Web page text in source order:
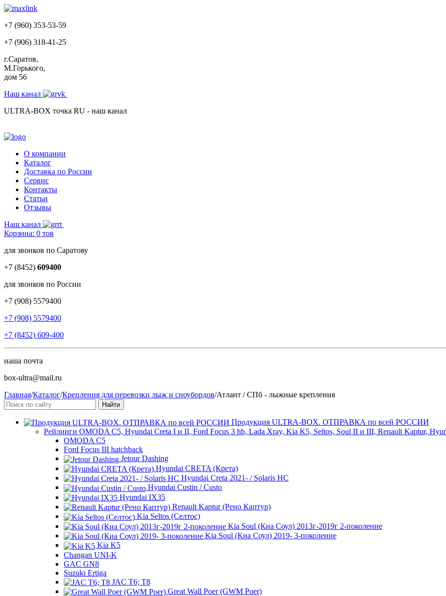
+7 (960) 353-53-59
+7 (906) 318-41-25
г.Саратов,
М.Горького,
дом 56
Наш канал
ULTRA-BOX точка RU - наш канал
О компании
Каталог
Доставка по России
Сервис
Контакты
Статьи
Отзывы
Наш канал
Корзина: 0 тов
для звонков по Саратову
+7 (8452) 609400
для звонков по России
+7 (908) 5579400
+7 (908) 5579400
+7 (8452) 609-400
наша почта
box-ultra@mail.ru
Главная/Каталог/Крепления для перевозки лыж и сноубордов/Атлант / СПб - лыжные крепления
Продукция ULTRA-BOX. ОТПРАВКА по всей РОССИИ
Рейлинги OMODA C5, Hyundai Creta I и II, Ford Focus 3 hb, Lada Xray, Kia K5, Seltos, Soul II и III, Renault Kaptur,
OMODA C5
Ford Focus III hatchback
Jetour Dashing
Hyundai CRETA (Крета)
Hyundai Creta 2021- / Solaris HC
Hyundai Custin / Custo
Hyundai IX35
Renault Kaptur (Рено Каптур)
Kia Seltos (Селтос)
Kia Soul (Киа Соул) 2013г-2019г 2-поколение
Kia Soul (Киа Соул) 2019- 3-поколение
Kia K5
Changan UNI-K
GAC GN8
Suzuki Ertiga
JAC T6; T8
Great Wall Poer (GWM Poer)